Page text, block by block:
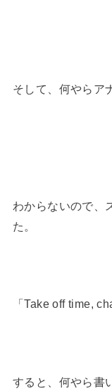
そして、何やらア
わからないので、
た。
「Take off time,
すると、何やら書